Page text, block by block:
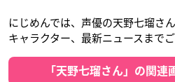
にじめんでは、声優の天野七瑠さ
キャラクター、最新ニュースまでご
「天野七瑠さん」の関連